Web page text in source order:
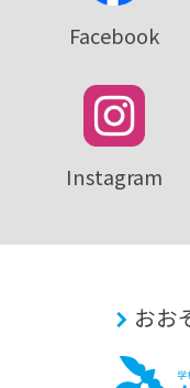
Facebook
Instagram
おお